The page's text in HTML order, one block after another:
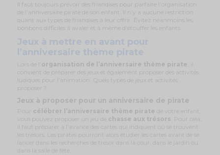
Il faut toujours prévoir des friandises pour parfaire l’organisation
de l’anniversaire pirate de son enfant. Il n’y a aucune restriction
quant aux types de friandises à leur offrir. Évitez néanmoins les
bonbons difficiles à avaler et à même d’étouffer les enfants.
Jeux à mettre en avant pour
l’anniversaire thème pirate
Lors de l’ organisation de l’anniversaire thème pirate
convient de préparer des jeux et également proposer des activités
ludiques pour l’animation. Quels types de jeux et activités
proposer ?
Jeux à proposer pour un anniversaire de pirate
Pour célébrer l’anniversaire thème pirate de votre enfant,
vous pouvez proposer un jeu de chasse aux trésors . Pour cela,
il faut préparer à l’avance des cartes qui indiquent où se trouvent
les trésors. Les pirates pourront alors étudier les cartes avant de se
lancer dans les recherches de trésor dans la cour, dans le jardin ou
dans la salle de fête.